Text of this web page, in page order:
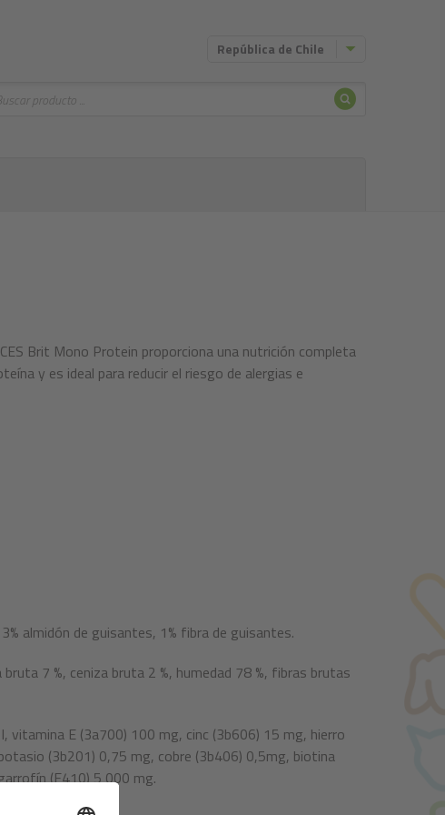
Brit Mono Protein proporciona una nutrición completa
y es ideal para reducir el riesgo de alergias e
almidón de guisantes, 1% fibra de guisantes.
7 %, ceniza bruta 2 %, humedad 78 %, fibras brutas
vitamina E (3a700) 100 mg, cinc (3b606) 15 mg, hierro
(3b201) 0,75 mg, cobre (3b406) 0,5mg, biotina
(E410) 5 000 mg.
República de Chile
Buscar